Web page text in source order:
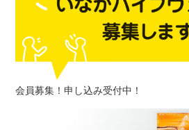
会員募集！申し込み受付中！